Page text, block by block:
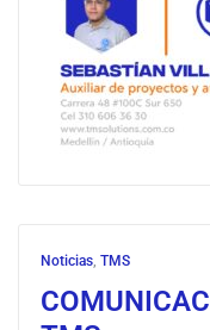
Noticias, TMS